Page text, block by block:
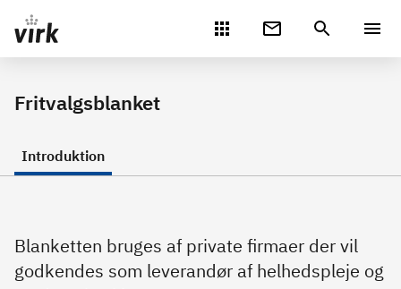
Gå direkte til indhold
Fritvalgsblanket
Introduktion
Blanketten bruges af private firmaer der vil
godkendes som leverandør af helhedspleje og